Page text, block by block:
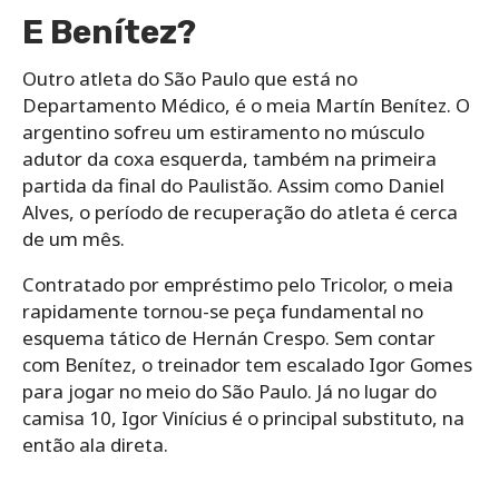
E Benítez?
Outro atleta do São Paulo que está no
Departamento Médico, é o meia Martín Benítez. O
argentino sofreu um estiramento no músculo
adutor da coxa esquerda, também na primeira
partida da final do Paulistão. Assim como Daniel
Alves, o período de recuperação do atleta é cerca
de um mês.
Contratado por empréstimo pelo Tricolor, o meia
rapidamente tornou-se peça fundamental no
esquema tático de Hernán Crespo. Sem contar
com Benítez, o treinador tem escalado Igor Gomes
para jogar no meio do São Paulo. Já no lugar do
camisa 10, Igor Vinícius é o principal substituto, na
então ala direta.